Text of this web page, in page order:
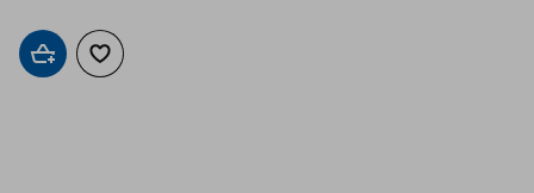
Добави в кошницата
Добави към списъка с любими